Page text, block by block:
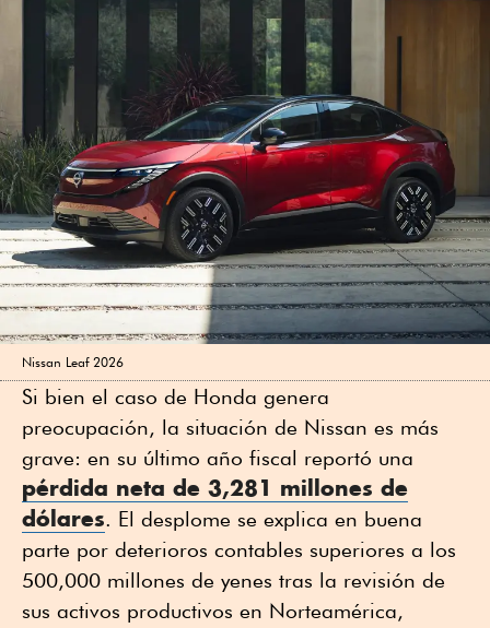
Nissan Leaf 2026
Si bien el caso de Honda genera
preocupación, la situación de Nissan es más
grave: en su último año fiscal reportó una
pérdida neta de 3,281 millones de
dólares. El desplome se explica en buena
parte por deterioros contables superiores a los
500,000 millones de yenes tras la revisión de
sus activos productivos en Norteamérica,